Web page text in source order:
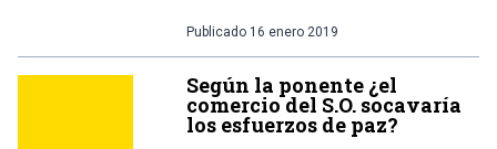
Publicado 16 enero 2019
Según la ponente ¿el
comercio del S.O. socavaría
los esfuerzos de paz?